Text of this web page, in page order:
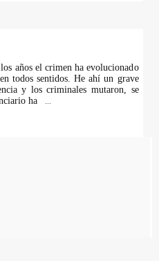
años el crimen ha evolucionado
todos sentidos. He ahí un grave
y los criminales mutaron, se
ha